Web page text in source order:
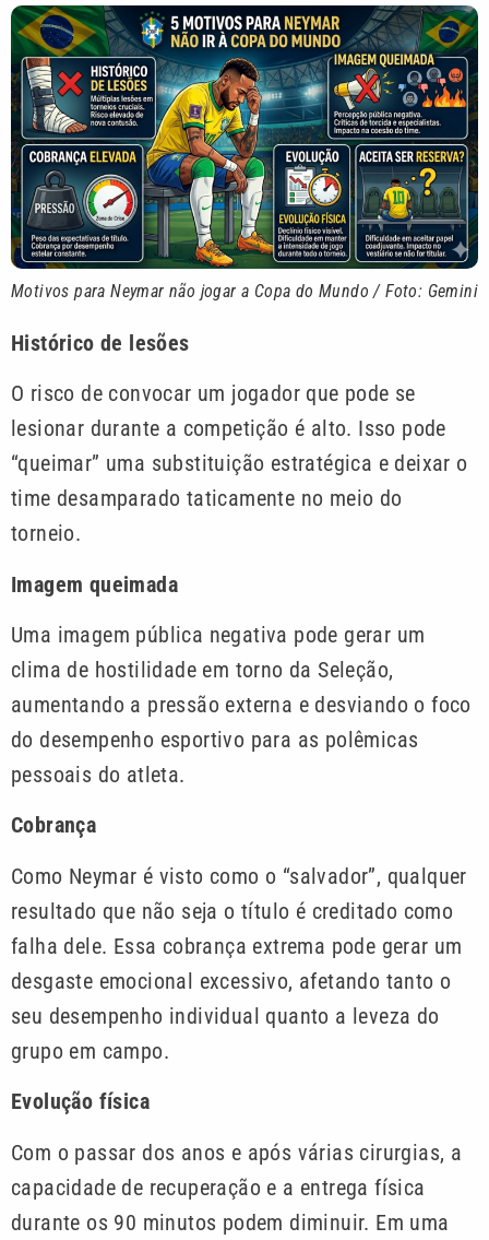
Motivos para Neymar não jogar a Copa do Mundo / Foto: Gemini
Histórico de lesões
O risco de convocar um jogador que pode se
lesionar durante a competição é alto. Isso pode
“queimar” uma substituição estratégica e deixar o
time desamparado taticamente no meio do
torneio.
Imagem queimada
Uma imagem pública negativa pode gerar um
clima de hostilidade em torno da Seleção,
aumentando a pressão externa e desviando o foco
do desempenho esportivo para as polêmicas
pessoais do atleta.
Cobrança
Como Neymar é visto como o “salvador”, qualquer
resultado que não seja o título é creditado como
falha dele. Essa cobrança extrema pode gerar um
desgaste emocional excessivo, afetando tanto o
seu desempenho individual quanto a leveza do
grupo em campo.
Evolução física
Com o passar dos anos e após várias cirurgias, a
capacidade de recuperação e a entrega física
durante os 90 minutos podem diminuir. Em uma